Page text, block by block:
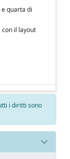
quarta di
il layout
i diritti sono